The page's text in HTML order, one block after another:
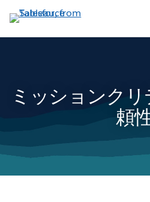
イ
ン
動
ミッションク
頼